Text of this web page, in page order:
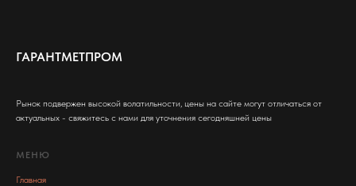
ГАРАНТМЕТПРОМ
Рынок подвержен высокой волатильности, цены на сайте могут отличаться от
актуальных - свяжитесь с нами для уточнения сегодняшней цены
МЕНЮ
Главная